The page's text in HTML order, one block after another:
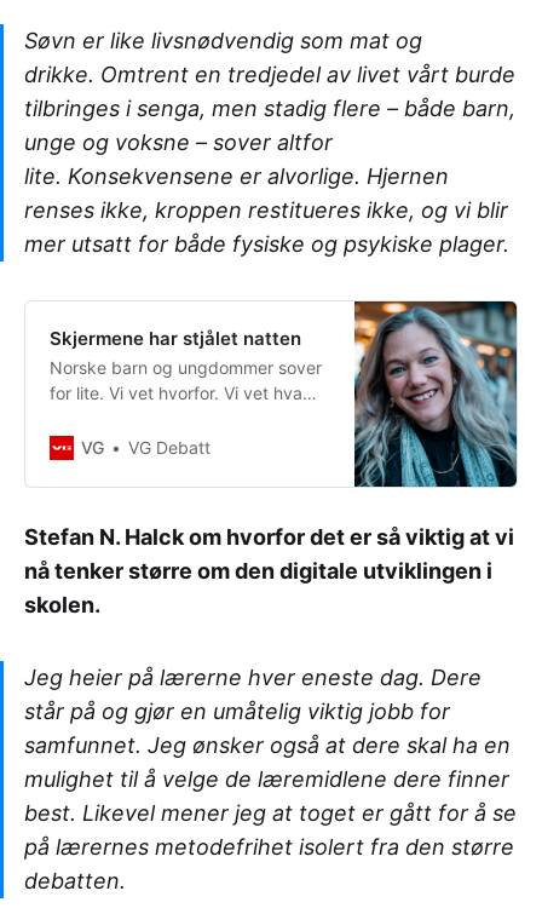
Søvn er like livsnødvendig som mat og
drikke. Omtrent en tredjedel av livet vårt burde
tilbringes i senga, men stadig flere – både barn,
unge og voksne – sover altfor
lite. Konsekvensene er alvorlige. Hjernen
renses ikke, kroppen restitueres ikke, og vi blir
mer utsatt for både fysiske og psykiske plager.
Skjermene har stjålet natten
Norske barn og ungdommer sover
for lite. Vi vet hvorfor. Vi vet hva
ingenting. Nå trengs et krafttak for
VG VG Debatt
Stefan N. Halck om hvorfor det er så viktig at vi
nå tenker større om den digitale utviklingen i
skolen.
Jeg heier på lærerne hver eneste dag. Dere
står på og gjør en umåtelig viktig jobb for
samfunnet. Jeg ønsker også at dere skal ha en
mulighet til å velge de læremidlene dere finner
best. Likevel mener jeg at toget er gått for å se
på lærernes metodefrihet isolert fra den større
debatten.